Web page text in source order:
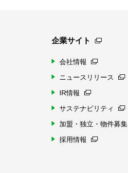
企業サイト
会社情報
ニュースリリース
IR情報
サステナビリティ
加盟・独立・物件募集
採用情報